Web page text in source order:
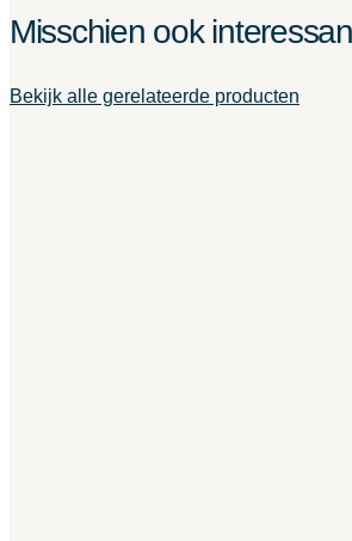
Misschien ook
Bekijk alle gerelateerde producten